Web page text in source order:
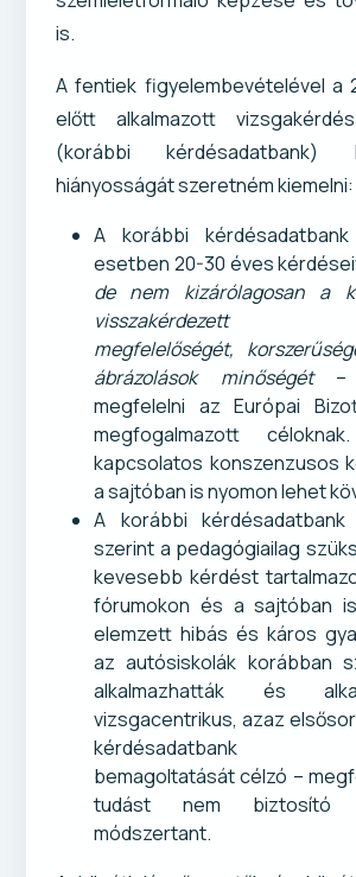
is.
A fentiek figyelembevételével a
előtt alkalmazott
(korábbi
hiányosságát szeretném kiemelni:
A korábbi
esetben 20-30 éves
de nem kizárólagosan a
visszakérdezett
megfelelőségét,
ábrázolások minőségét–
megfelelni az Európai
megfogalmazott
kapcsolatos konszenzusos
a sajtóban is nyomon lehet
A korábbi kérdésadatbank
szerint a pedagógiailag
kevesebb kérdést
fórumokon és a sajtóban
elemzett hibás és káros
az autósiskolák korábban
alkalmazhatták és
vizsgacentrikus, azaz
kérdésadatbank
bemagoltatását célzó –
tudást nem biztosító
módszertant.